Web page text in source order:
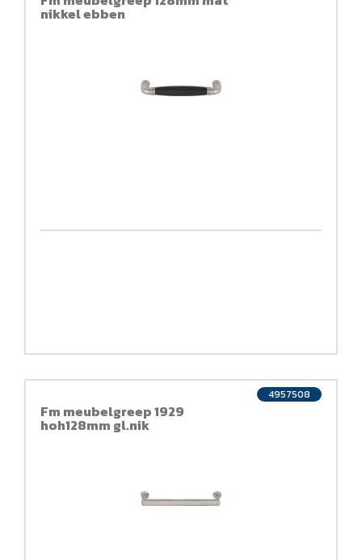
nikkel ebben
Fm meubelgreep 1929
hoh128mm gl.nik
4957508